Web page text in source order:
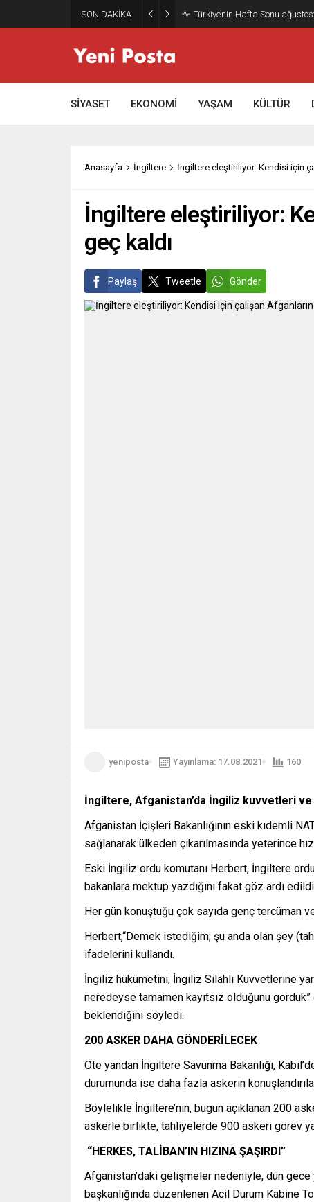
SON DAKİKA Türkiye’nin Hafta Sonu
SİYASET EKONOMİ YAŞAM KÜLTÜR
Anasayfa İngiltere İngiltere eleştiriliyor: Kendisi için
İngiltere eleştiriliyor:
geç kaldı
Paylaş Tweetle Gönder
yeniposta Yayınlama: 17.08.2021 160
İngiltere, Afganistan’da İngiliz kuvvetleri ve
Afganistan İçişleri Bakanlığının eski kıdemli
sağlanarak ülkeden çıkarılmasında yeterince
Eski İngiliz ordu komutanı Herbert, İngiltere
bakanlara mektup yazdığını fakat göz ardı
Her gün konuştuğu çok sayıda genç tercüman
Herbert,“Demek istediğim; şu anda olan şey
ifadelerini kullandı.
İngiliz hükümetini, İngiliz Silahlı Kuvvetlerine
neredeyse tamamen kayıtsız olduğunu gördük”
beklendiğini söyledi.
200 ASKER DAHA GÖNDERİLECEK
Öte yandan İngiltere Savunma Bakanlığı,
durumunda ise daha fazla askerin
Böylelikle İngiltere’nin, bugün açıklanan 200
askerle birlikte, tahliyelerde 900 askeri görev
“HERKES, TALİBAN’IN HIZINA ŞAŞIRDI”
Afganistan’daki gelişmeler nedeniyle, dün gece
başkanlığında düzenlenen Acil Durum Kabine